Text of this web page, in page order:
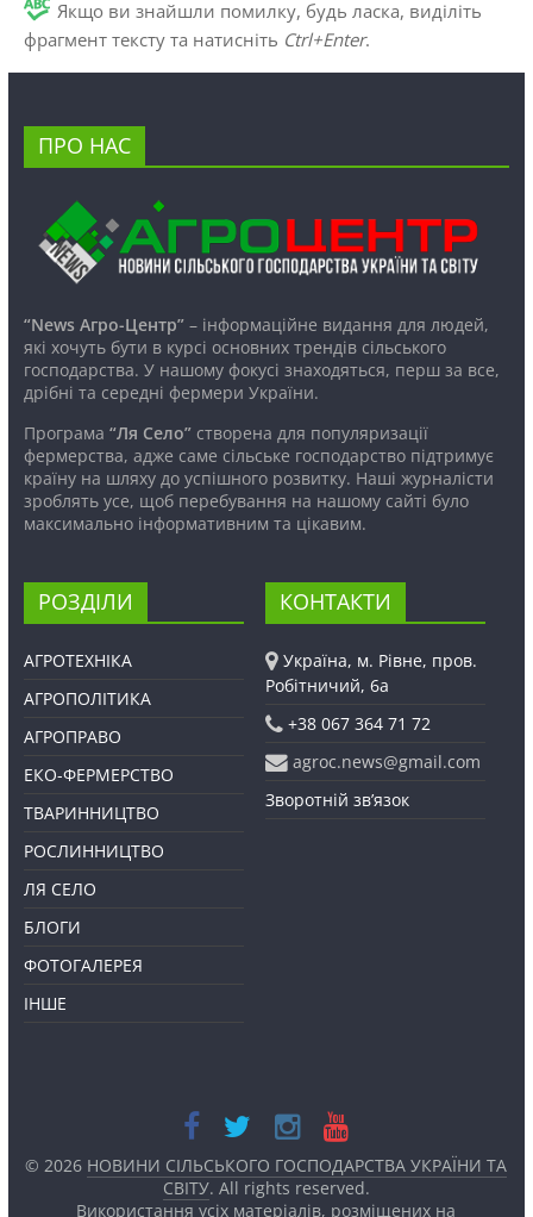
Якщо ви знайшли помилку, будь ласка, виділіть
фрагмент тексту та натисніть Ctrl+Enter.
ПРО НАС
“News Агро-Центр”– інформаційне видання для людей,
які хочуть бути в курсі основних трендів сільського
господарства. У нашому фокусі знаходяться, перш за все,
дрібні та середні фермери України.
Програма “Ля Село”створена для популяризації
фермерства, адже саме сільське господарство підтримує
країну на шляху до успішного розвитку. Наші журналісти
зроблять усе, щоб перебування на нашому сайті було
максимально інформативним та цікавим.
РОЗДІЛИ
АГРОТЕХНІКА
АГРОПОЛІТИКА
АГРОПРАВО
ЕКО-ФЕРМЕРСТВО
ТВАРИННИЦТВО
РОСЛИННИЦТВО
ЛЯ СЕЛО
БЛОГИ
ФОТОГАЛЕРЕЯ
ІНШЕ
КОНТАКТИ
Україна, м. Рівне, пров.
Робітничий, 6а
+38 067 364 71 72
agroc.news@gmail.com
Зворотній зв’язок
© 2026 НОВИНИ СІЛЬСЬКОГО ГОСПОДАРСТВА УКРАЇНИ ТА
СВІТУ. All rights reserved.
Використання усіх матеріалів, розміщених на